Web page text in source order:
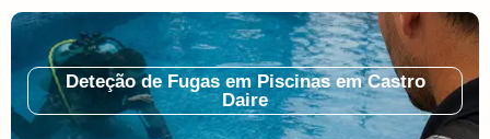
Deteção de Fugas em Piscinas em Castro
Daire